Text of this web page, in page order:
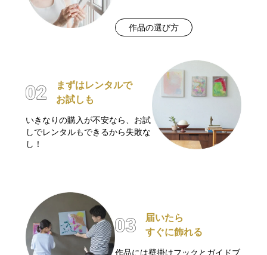
作品の選び方
まずはレンタルで
お試しも
いきなりの購入が不安なら、お試
しでレンタルもできるから失敗な
し！
届いたら
すぐに飾れる
作品には壁掛けフックとガイドブ